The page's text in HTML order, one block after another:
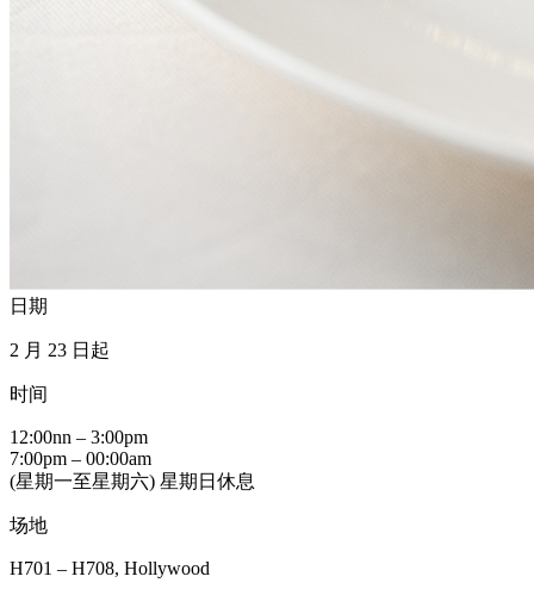
日期
2 月 23 日起
时间
12:00nn – 3:00pm
7:00pm – 00:00am
(星期一至星期六) 星期日休息
场地
H701 – H708, Hollywood